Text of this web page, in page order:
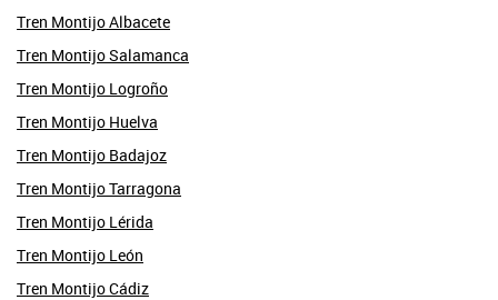
Tren Montijo Albacete
Tren Montijo Salamanca
Tren Montijo Logroño
Tren Montijo Huelva
Tren Montijo Badajoz
Tren Montijo Tarragona
Tren Montijo Lérida
Tren Montijo León
Tren Montijo Cádiz